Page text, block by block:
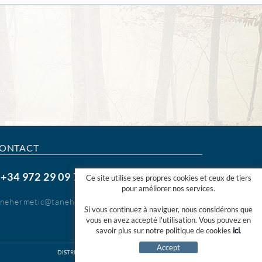
+34 972 29 09 77
DISTRIBUÉ PAR: MICROLÒGIC SLU
Ce site utilise ses propres cookies et ceux de tiers
pour améliorer nos services.
Si vous continuez à naviguer, nous considérons que
vous en avez accepté l'utilisation. Vous pouvez en
savoir plus sur notre politique de cookies ici.
Accept